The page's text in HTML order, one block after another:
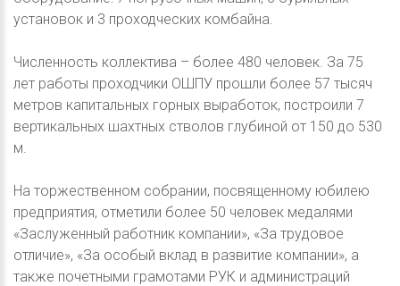
установок и 3 проходческих комбайна.
Численность коллектива – более 480 человек. За 75
лет работы проходчики ОШПУ прошли более 57 тысяч
метров капитальных горных выработок, построили 7
вертикальных шахтных стволов глубиной от 150 до 530
м.
На торжественном собрании, посвященному юбилею
предприятия, отметили более 50 человек медалями
«Заслуженный работник компании», «За трудовое
отличие», «За особый вклад в развитие компании», а
также почетными грамотами РУК и администраций